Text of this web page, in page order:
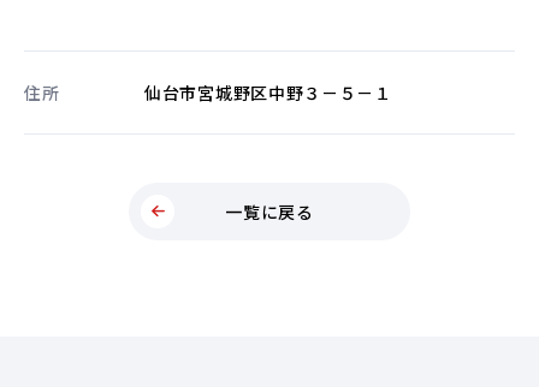
住所 仙台市宮城野区中野３－５－１
一覧に戻る